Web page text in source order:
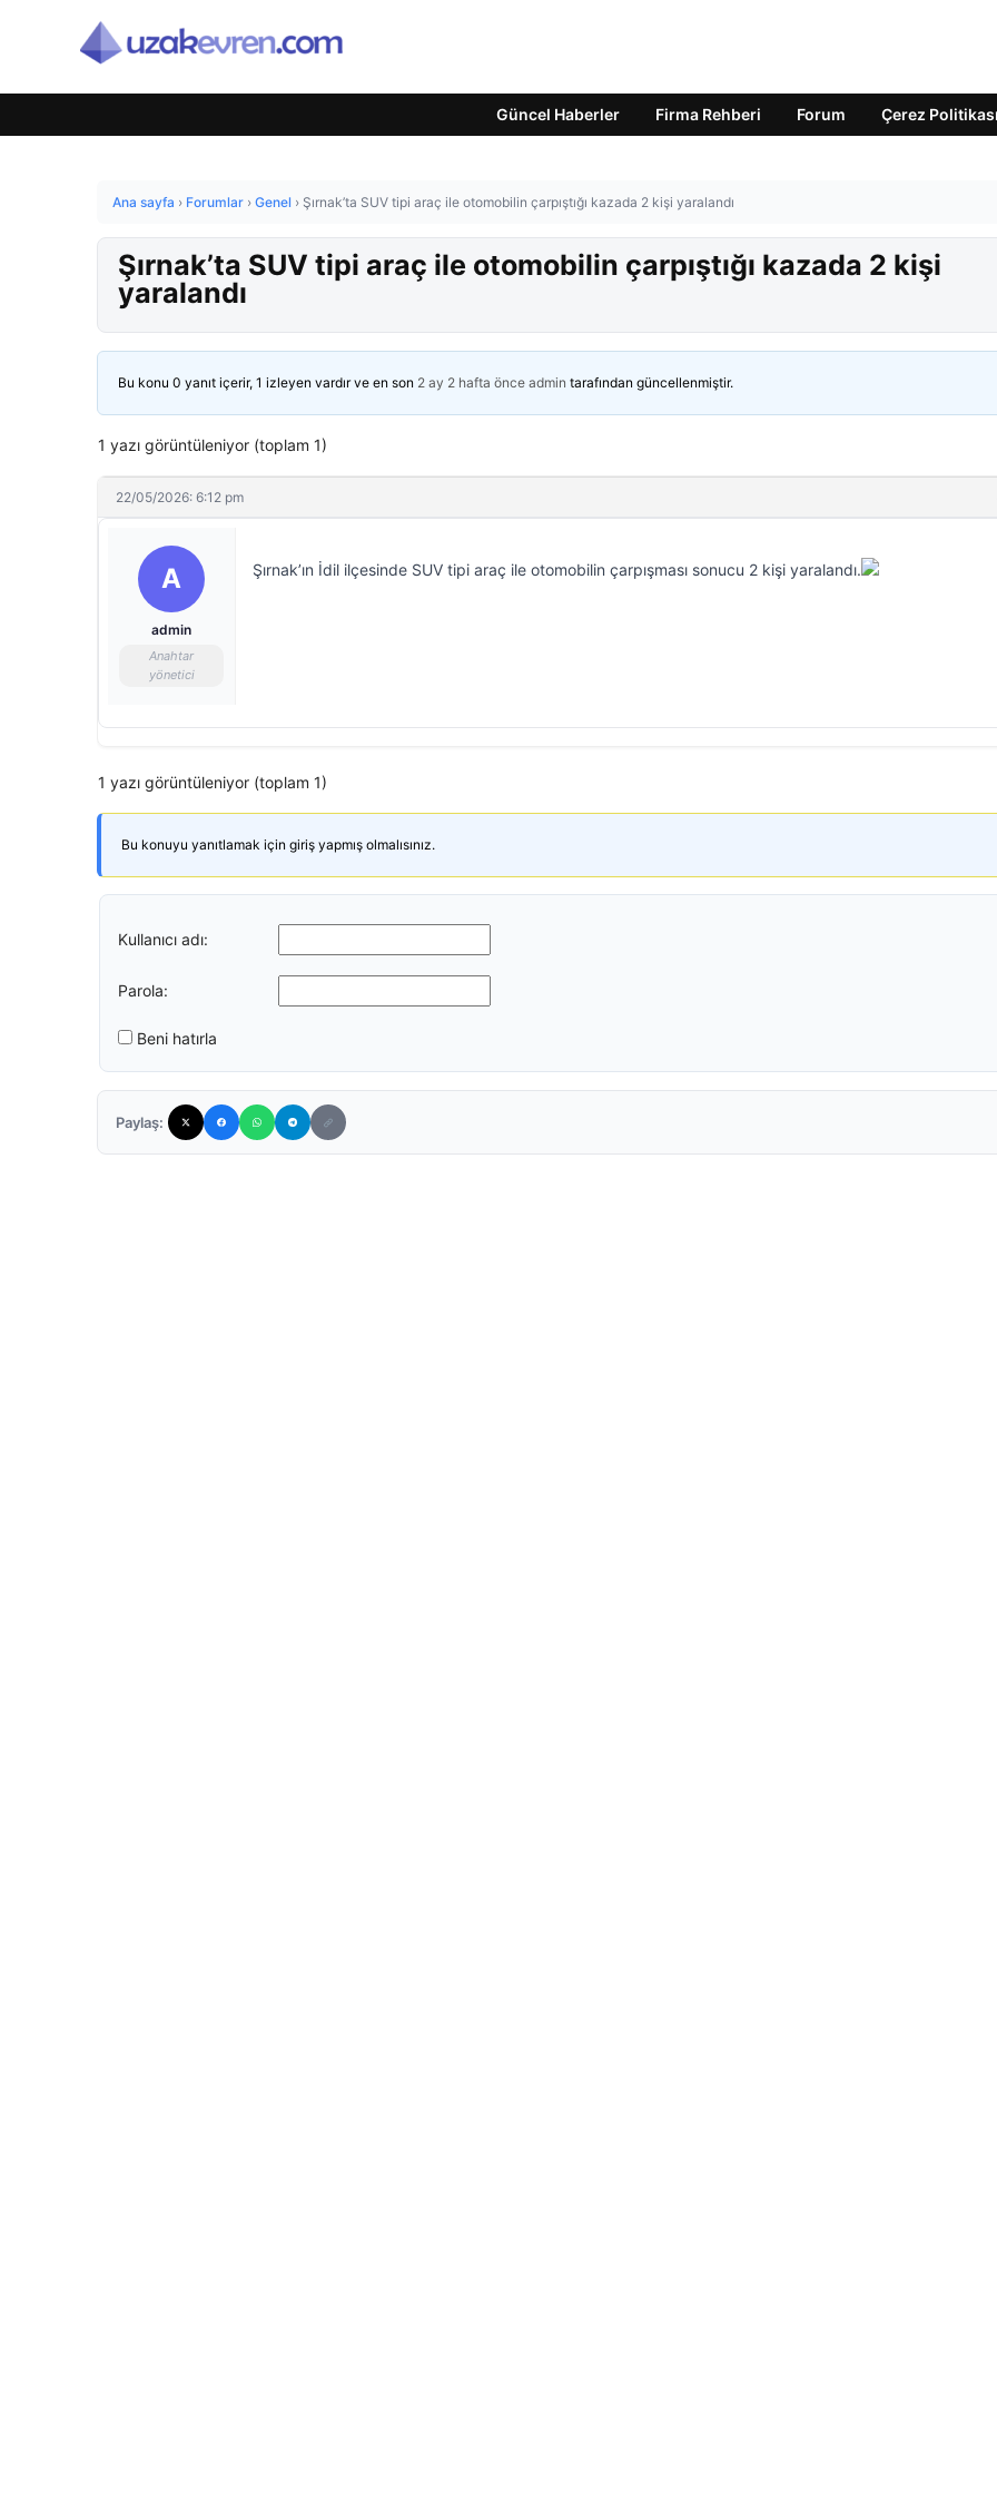
Güncel Haberler Firma Rehberi Forum Çerez Politikası
Ana sayfa › Forumlar › Genel › Şırnak’ta SUV tipi araç ile otomobilin çarpıştığı kazada 2 kişi yaralandı
Şırnak’ta SUV tipi araç ile otomobilin çarpıştığı kazada 2 kişi
yaralandı
Bu konu 0 yanıt içerir, 1 izleyen vardır ve en son 2 ay 2 hafta önce admin tarafından güncellenmiştir.
1 yazı görüntüleniyor (toplam 1)
22/05/2026: 6:12 pm
A
admin
Anahtar
yönetici
Şırnak’ın İdil ilçesinde SUV tipi araç ile otomobilin çarpışması sonucu 2 kişi yaralandı.
1 yazı görüntüleniyor (toplam 1)
Bu konuyu yanıtlamak için giriş yapmış olmalısınız.
Kullanıcı adı:
Parola:
Beni hatırla
Paylaş: